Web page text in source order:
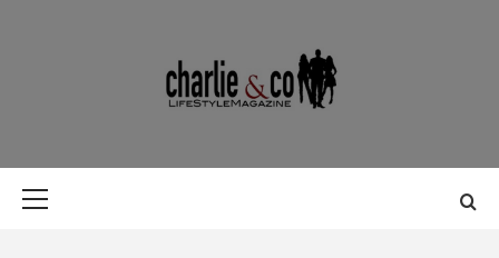
MAGAZINE
MAGAZINE DE GASTRONOMÍA, BELLEZA, OCIO, VIAJES,